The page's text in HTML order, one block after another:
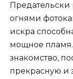
огнями
искра
мощное пламя.
знакомство,
прекрасную и